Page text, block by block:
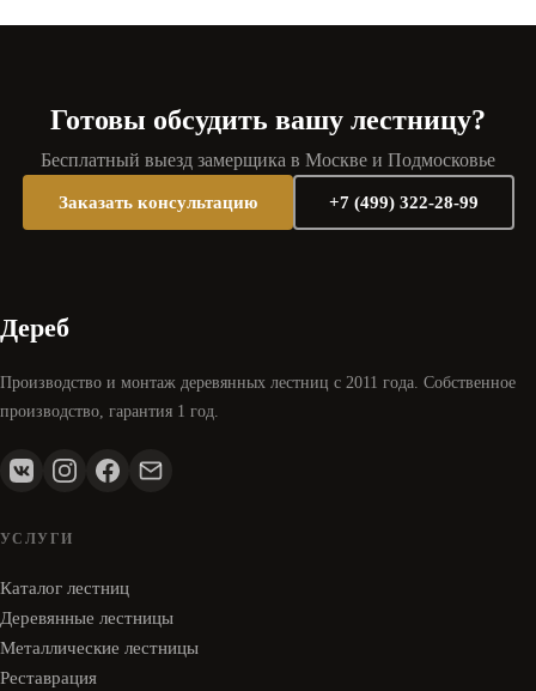
Готовы обсудить вашу лестницу?
Бесплатный выезд замерщика в Москве и Подмосковье
Заказать консультацию +7 (499) 322-28-99
Дереб
Производство и монтаж деревянных лестниц с 2011 года. Собственное
производство, гарантия 1 год.
УСЛУГИ
Каталог лестниц
Деревянные лестницы
Металлические лестницы
Реставрация